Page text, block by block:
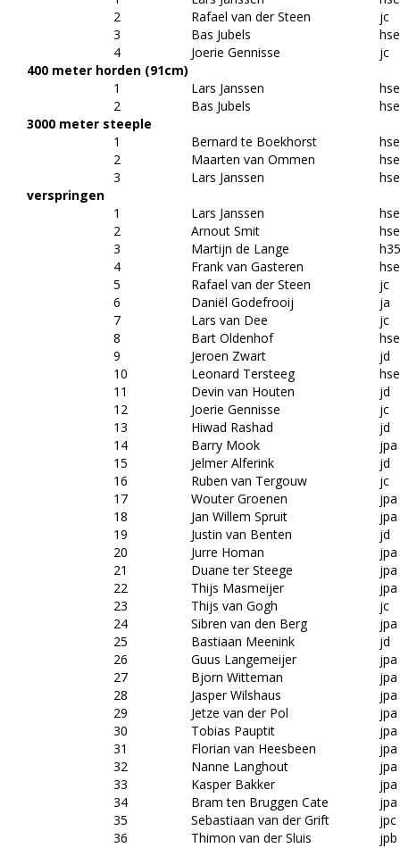
2
Rafael van der Steen
jc
3
Bas Jubels
4
Joerie Gennisse
jc
400 meter horden (91cm)
1
Lars Janssen
2
Bas Jubels
3000 meter steeple
1
Bernard te Boekhorst
2
Maarten van Ommen
3
Lars Janssen
verspringen
1
Lars Janssen
2
Arnout Smit
3
Martijn de Lange
h35
4
Frank van Gasteren
5
Rafael van der Steen
jc
6
Daniël Godefrooij
ja
7
Lars van Dee
jc
8
Bart Oldenhof
9
Jeroen Zwart
jd
10
Leonard Tersteeg
11
Devin van Houten
jd
12
Joerie Gennisse
jc
13
Hiwad Rashad
jd
14
Barry Mook
jpa
15
Jelmer Alferink
jd
16
Ruben van Tergouw
jc
17
Wouter Groenen
jpa
18
Jan Willem Spruit
jpa
19
Justin van Benten
jd
20
Jurre Homan
jpa
21
Duane ter Steege
jpa
22
Thijs Masmeijer
jpa
23
Thijs van Gogh
jc
24
Sibren van den Berg
jpa
25
Bastiaan Meenink
jd
26
Guus Langemeijer
jpa
27
Bjorn Witteman
jpa
28
Jasper Wilshaus
jpa
29
Jetze van der Pol
jpa
30
Tobias Pauptit
jpa
31
Florian van Heesbeen
jpa
32
Nanne Langhout
jpa
33
Kasper Bakker
jpa
34
Bram ten Bruggen Cate
jpa
35
Sebastiaan van der Grift
jpc
36
Thimon van der Sluis
jpb